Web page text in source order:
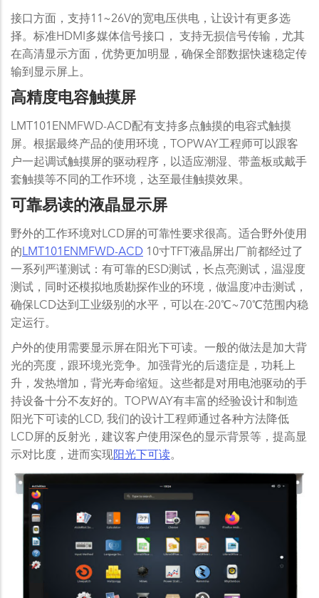
接口方面，支持11~26V的宽电压供电，让设计有更多选
择。标准HDMI多媒体信号接口， 支持无损信号传输，尤其
在高清显示方面，优势更加明显，确保全部数据快速稳定传
输到显示屏上。
高精度电容触摸屏
LMT101ENMFWD-ACD配有支持多点触摸的电容式触摸
屏。根据最终产品的使用环境，TOPWAY工程师可以跟客
户一起调试触摸屏的驱动程序，以适应潮湿、带盖板或戴手
套触摸等不同的工作环境，达至最佳触摸效果。
可靠易读的液晶显示屏
野外的工作环境对LCD屏的可靠性要求很高。适合野外使用
的 LMT101ENMFWD-ACD 10寸TFT液晶屏出厂前都经过了
一系列严谨测试：有可靠的ESD测试，长点亮测试，温湿度
测试，同时还模拟地质勘探作业的环境，做温度冲击测试，
确保LCD达到工业级别的水平，可以在-20℃~70℃范围内稳
定运行。
户外的使用需要显示屏在阳光下可读。一般的做法是加大背
光的亮度，跟环境光竞争。加强背光的后遗症是，功耗上
升，发热增加，背光寿命缩短。这些都是对用电池驱动的手
持设备十分不友好的。TOPWAY有丰富的经验设计和制造
阳光下可读的LCD, 我们的设计工程师通过各种方法降低
LCD屏的反射光，建议客户使用深色的显示背景等，提高显
示对比度，进而实现 阳光下可读